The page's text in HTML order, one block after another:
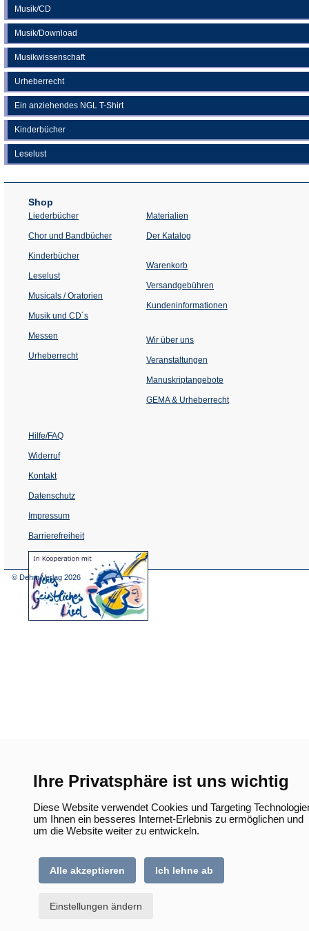
Ihre Privatsphäre ist uns wichtig
Diese Website verwendet Cookies und Targeting
um Ihnen ein besseres Internet-Erlebnis zu ermöglichen und
um die Website weiter zu entwickeln.
Alle akzeptieren Ich lehne ab
Einstellungen ändern
Musik/CD
Musik/Download
Musikwissenschaft
Urheberrecht
Ein anziehendes NGL T-Shirt
Kinderbücher
Leselust
Shop
Liederbücher
Chor und Bandbücher
Kinderbücher
Leselust
Musicals / Oratorien
Musik und CD´s
Messen
Urheberrecht
Materialien
Der Katalog
Warenkorb
Versandgebühren
Kundeninformationen
Wir über uns
Veranstaltungen
einem
Tab)
Manuskriptangebote
GEMA & Urheberrecht
Hilfe/FAQ
Widerruf
Kontakt
Datenschutz
Impressum
Barrierefreiheit
(Öffnet
in
© Dehm Verlag 2026